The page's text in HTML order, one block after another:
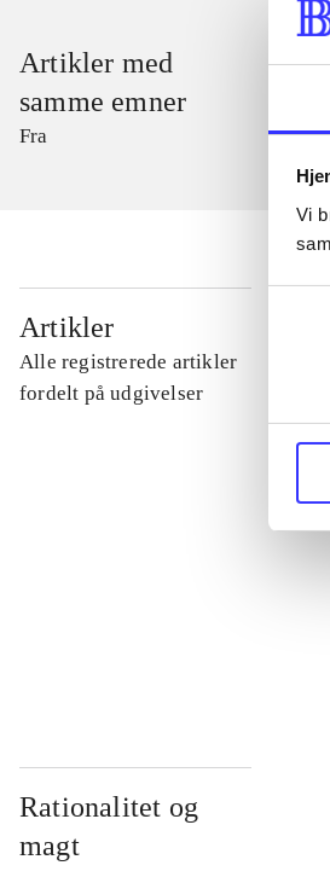
Vi
Artikler med
samme emner
Fra
Artikler
Alle registrerede artikler
fordelt på udgivelser
Rationalitet og
magt